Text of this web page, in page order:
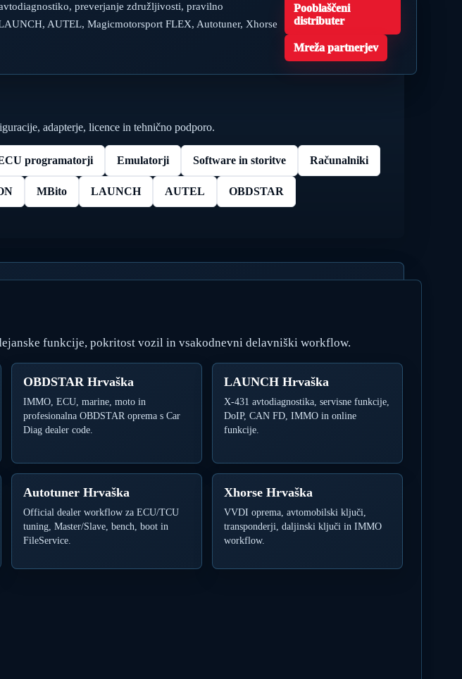
preverjanje združljivosti, pravilno
AUTEL, Magicmotorsport FLEX, Autotuner, Xhorse
Pooblaščeni
distributer
Mreža partnerjev
adapterje, licence in tehnično podporo.
programatorji Emulatorji Software in storitve Računalniki
MBito LAUNCH AUTEL OBDSTAR
funkcije, pokritost vozil in vsakodnevni delavniški workflow.
OBDSTAR Hrvaška
IMMO, ECU, marine, moto in
profesionalna OBDSTAR oprema s Car
Diag dealer code.
LAUNCH Hrvaška
X-431 avtodiagnostika, servisne funkcije,
DoIP, CAN FD, IMMO in online
funkcije.
Autotuner Hrvaška
Official dealer workflow za ECU/TCU
tuning, Master/Slave, bench, boot in
FileService.
Xhorse Hrvaška
VVDI oprema, avtomobilski ključi,
transponderji, daljinski ključi in IMMO
workflow.